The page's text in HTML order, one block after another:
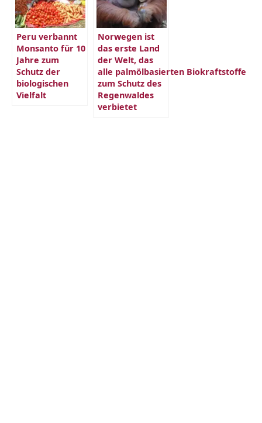
Peru verbannt
Monsanto für 10
Jahre zum
Schutz der
biologischen
Vielfalt
Norwegen ist
das erste Land
der Welt, das
alle palmölbasierten Biokraftstoffe
zum Schutz des
Regenwaldes
verbietet